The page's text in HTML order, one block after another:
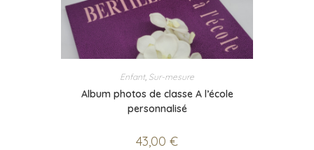
Enfant, Sur-mesure
Album photos de classe A l’école
personnalisé
43,00 €